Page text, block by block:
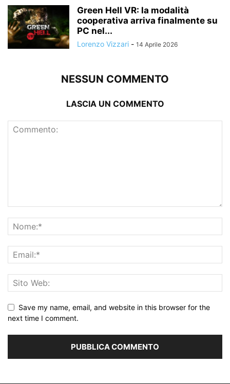
Green Hell VR: la modalità
cooperativa arriva finalmente su
PC nel...
Lorenzo Vizzari - 14 Aprile 2026
NESSUN COMMENTO
LASCIA UN COMMENTO
Save my name, email, and website in this browser for the
next time I comment.